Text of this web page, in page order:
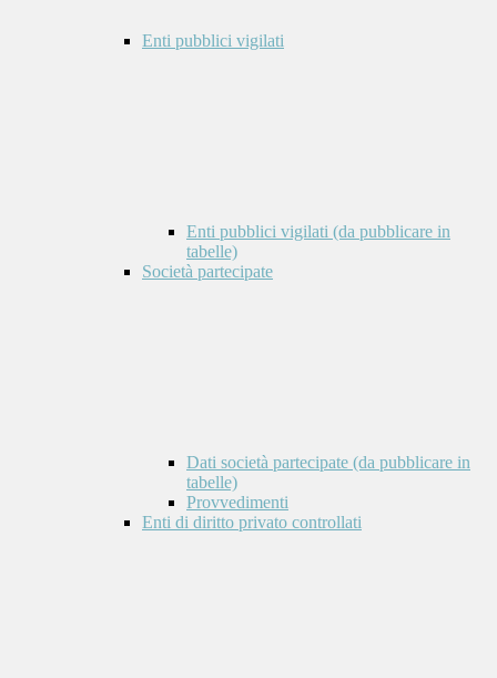
Enti pubblici vigilati
Enti pubblici vigilati (da pubblicare in
tabelle)
Società partecipate
Dati società partecipate (da pubblicare in
tabelle)
Provvedimenti
Enti di diritto privato controllati